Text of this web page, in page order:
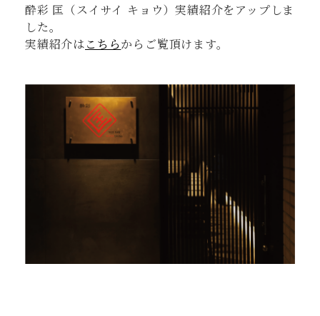
酔彩 匡（スイサイ キョウ）実績紹介をアップしま
した。
実績紹介はこちらからご覧頂けます。